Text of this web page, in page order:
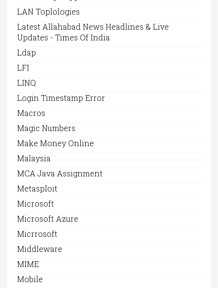
LAN Toplologies
Latest Allahabad News Headlines & Live
Updates - Times Of India
Ldap
LFI
LINQ
Login Timestamp Error
Macros
Magic Numbers
Make Money Online
Malaysia
MCA Java Assignment
Metasploit
Microsoft
Microsoft Azure
Micrrosoft
Middleware
MIME
Mobile